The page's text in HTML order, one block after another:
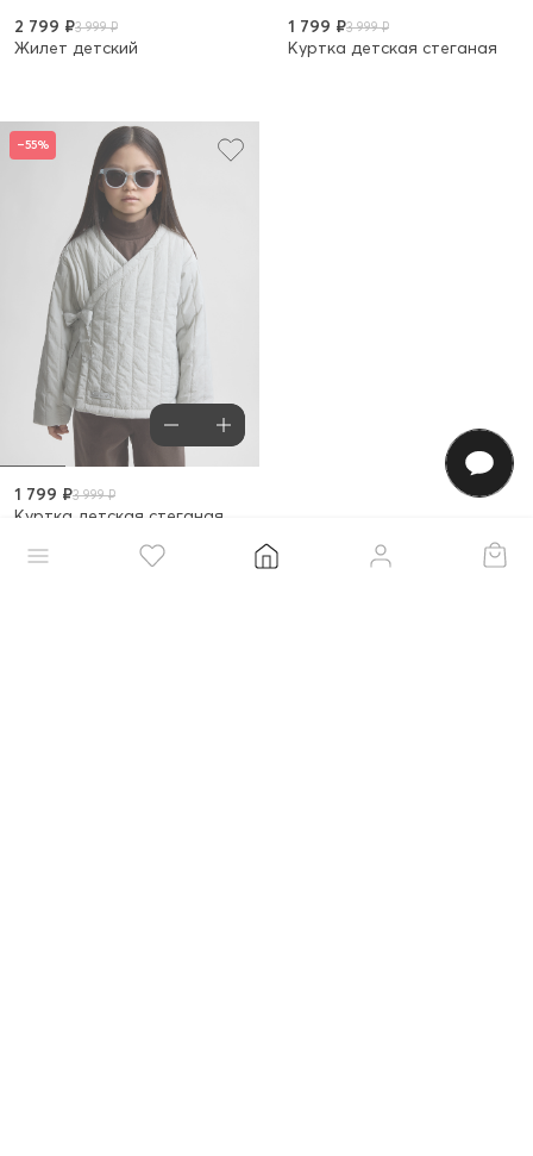
2 799 ₽3 999 ₽
Жилет детский
1 799 ₽3 999 ₽
Куртка детская стеганая
–55%
1 799 ₽3 999 ₽
Куртка детская стеганая